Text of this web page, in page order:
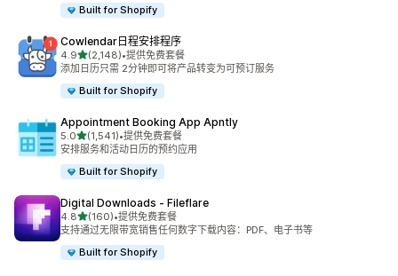
Built for Shopify
Cowlendar日程安排程序
4.9星（满分 5 星）
(2,148)
总共 2148 条评论
•提供免费套餐
添加日历只需 2分钟即可将产品转变为可预订服务
Built for Shopify
Appointment Booking App Apntly
5.0星（满分 5 星）
(1,541)
总共 1541 条评论
•提供免费套餐
安排服务和活动日历的预约应用
Built for Shopify
Digital Downloads ‑ Fileflare
4.8星（满分 5 星）
(160)
总共 160 条评论
•提供免费套餐
支持通过无限带宽销售任何数字下载内容：PDF、电子书等
Built for Shopify